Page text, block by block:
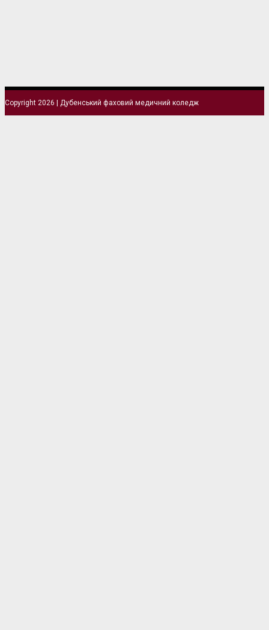
Copyright 2026 | Дубенський фаховий медичний коледж